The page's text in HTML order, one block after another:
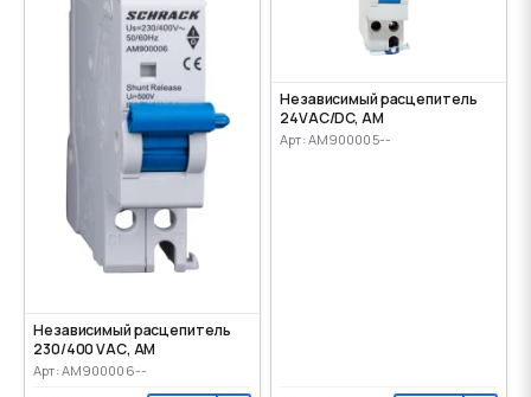
Независимый расцепитель
230/400 VАС, AM
Арт: AM900006--
Независимый расцепитель
24VАС/DC, AM
Арт: AM900005--